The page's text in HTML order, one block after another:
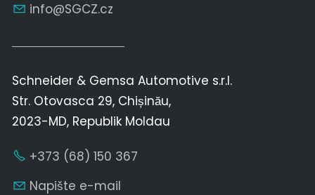
nf SGCZ cz
Schneider & Gemsa Automotive s.r.l.
Str. Otovasca 29, Chișinău,
2023-MD, Republik Moldau
+373 (68) 150 367
Napište e-mail